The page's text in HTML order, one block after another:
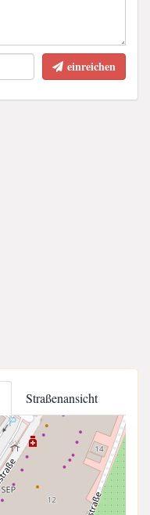
einreichen
Straßenansicht